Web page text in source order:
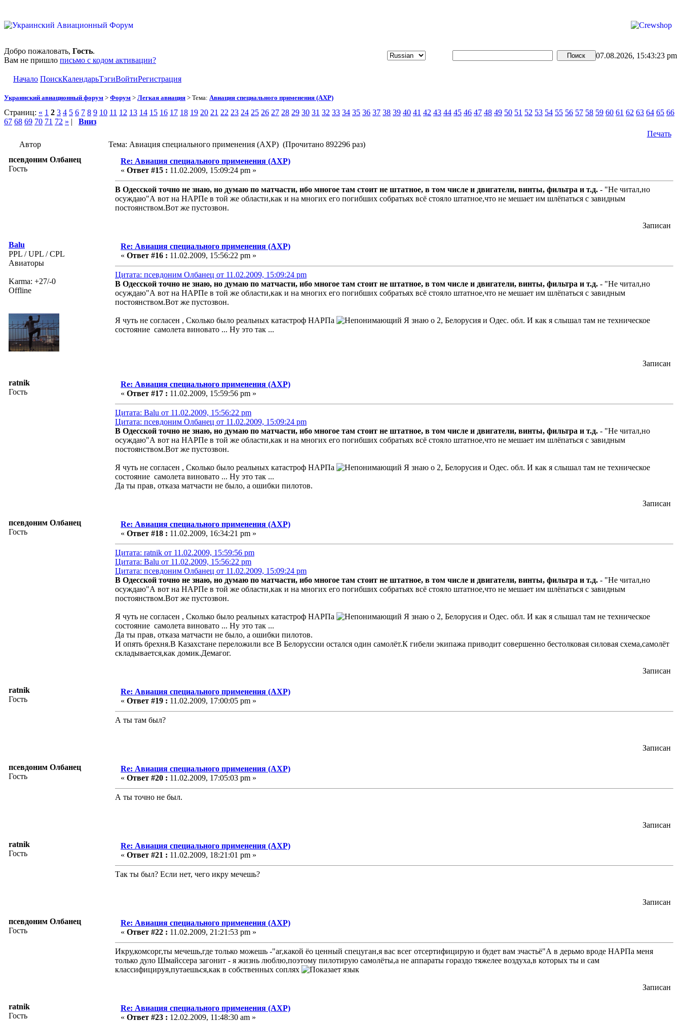
Добро пожаловать, Гость.
Вам не пришло письмо с кодом активации?
07.08.2026, 15:43:23 pm
Начало ПоискКалендарьТэгиВойтиРегистрация
Украинский авиационный форум > Форум > Легкая авиация > Тема: Авиация специального применения (АХР)
Страниц: « 1 2 3 4 5 6 7 8 9 10 11 12 13 14 15 16 17 18 19 20 21 22 23 24 25 26 27 28 29 30 31 32 33 34 35 36 37 38 39 40 41 42 43 44 45 46 47 48 49 50 51 52 53 54 55 56 57 58 59 60 61 62 63 64 65 66
67 68 69 70 71 72 » | Вниз
Печать
Автор
Тема: Авиация специального применения (АХР) (Прочитано 892296 раз)
псевдоним Олбанец
Гость
Re: Авиация специального применения (АХР)
« Ответ #15 : 11.02.2009, 15:09:24 pm »
В Одесской точно не знаю, но думаю по матчасти, ибо многое там стоит не штатное, в том числе и двигатели, винты, фильтра и т.д. - "Не читал,но
осуждаю"А вот на НАРПе в той же области,как и на многих его погибших собратьях всё стояло штатное,что не мешает им шлёпаться с завидным
постоянством.Вот же пустозвон.
Записан
Balu
PPL / UPL / CPL
Авиаторы
Karma: +27/-0
Offline
Re: Авиация специального применения (АХР)
« Ответ #16 : 11.02.2009, 15:56:22 pm »
Цитата: псевдоним Олбанец от 11.02.2009, 15:09:24 pm
В Одесской точно не знаю, но думаю по матчасти, ибо многое там стоит не штатное, в том числе и двигатели, винты, фильтра и т.д. - "Не читал,но
осуждаю"А вот на НАРПе в той же области,как и на многих его погибших собратьях всё стояло штатное,что не мешает им шлёпаться с завидным
постоянством.Вот же пустозвон.
Я чуть не согласен , Сколько было реальных катастроф НАРПа
Я знаю о 2, Белорусия и Одес. обл. И как я слышал там не техническое
состояние самолета виновато ... Ну это так ...
Записан
ratnik
Гость
Re: Авиация специального применения (АХР)
« Ответ #17 : 11.02.2009, 15:59:56 pm »
Цитата: Balu от 11.02.2009, 15:56:22 pm
Цитата: псевдоним Олбанец от 11.02.2009, 15:09:24 pm
В Одесской точно не знаю, но думаю по матчасти, ибо многое там стоит не штатное, в том числе и двигатели, винты, фильтра и т.д. - "Не читал,но
осуждаю"А вот на НАРПе в той же области,как и на многих его погибших собратьях всё стояло штатное,что не мешает им шлёпаться с завидным
постоянством.Вот же пустозвон.
Я чуть не согласен , Сколько было реальных катастроф НАРПа
Я знаю о 2, Белорусия и Одес. обл. И как я слышал там не техническое
состояние самолета виновато ... Ну это так ...
Да ты прав, отказа матчасти не было, а ошибки пилотов.
Записан
псевдоним Олбанец
Гость
Re: Авиация специального применения (АХР)
« Ответ #18 : 11.02.2009, 16:34:21 pm »
Цитата: ratnik от 11.02.2009, 15:59:56 pm
Цитата: Balu от 11.02.2009, 15:56:22 pm
Цитата: псевдоним Олбанец от 11.02.2009, 15:09:24 pm
В Одесской точно не знаю, но думаю по матчасти, ибо многое там стоит не штатное, в том числе и двигатели, винты, фильтра и т.д. - "Не читал,но
осуждаю"А вот на НАРПе в той же области,как и на многих его погибших собратьях всё стояло штатное,что не мешает им шлёпаться с завидным
постоянством.Вот же пустозвон.
Я чуть не согласен , Сколько было реальных катастроф НАРПа
Я знаю о 2, Белорусия и Одес. обл. И как я слышал там не техническое
состояние самолета виновато ... Ну это так ...
Да ты прав, отказа матчасти не было, а ошибки пилотов.
И опять брехня.В Казахстане переложили все В Белоруссии остался один самолёт.К гибели экипажа приводит совершенно бестолковая силовая схема,самолёт
складывается,как домик.Демагог.
Записан
ratnik
Гость
Re: Авиация специального применения (АХР)
« Ответ #19 : 11.02.2009, 17:00:05 pm »
А ты там был?
Записан
псевдоним Олбанец
Гость
Re: Авиация специального применения (АХР)
« Ответ #20 : 11.02.2009, 17:05:03 pm »
А ты точно не был.
Записан
ratnik
Гость
Re: Авиация специального применения (АХР)
« Ответ #21 : 11.02.2009, 18:21:01 pm »
Так ты был? Если нет, чего икру мечешь?
Записан
псевдоним Олбанец
Гость
Re: Авиация специального применения (АХР)
« Ответ #22 : 11.02.2009, 21:21:53 pm »
Икру,комсорг,ты мечешь,где только можешь -"аг,какой ёо ценный спецуган,я вас всег отсертифицирую и будет вам зчастьё"А в дерьмо вроде НАРПа меня
только дуло Шмайссера загонит - я жизнь люблю,поэтому пилотирую самолёты,а не аппараты гораздо тяжелее воздуха,в которых ты и сам
классифицируя,путаешься,как в собственных соплях
Записан
ratnik
Гость
Re: Авиация специального применения (АХР)
« Ответ #23 : 12.02.2009, 11:48:30 am »